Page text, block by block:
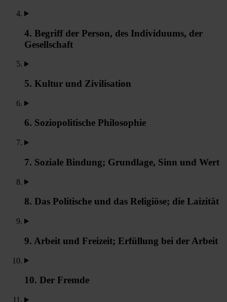
4. Begriff der Person, des Individuums, der
Gesellschaft
5. Kultur und Zivilisation
6. Soziopolitische Philosophie
7. Soziale Bindung; Grundlage, Sinn und Wert
8. Das Politische und das Religiöse; die Laizität
9. Arbeit und Freizeit; Erfüllung bei der Arbeit
10. Der Fremde